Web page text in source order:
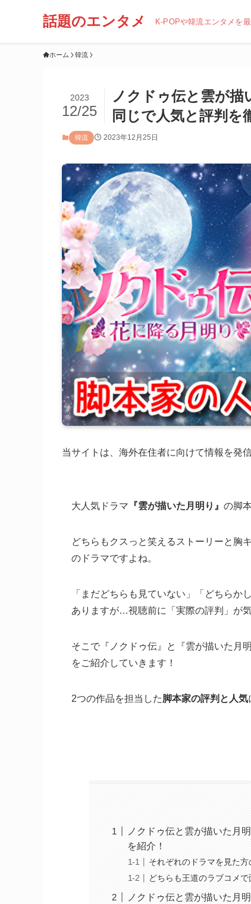
話題のエンタメ K-POPや韓流エンタメを最
ホーム 韓流
ノクドゥ伝と雲が
同じで人気と評判を
2023
12/25
韓流 2023年12月25日
当サイトは、海外在住者に向けて情報を発
大人気ドラマ 『雲が描いた月明り』 の脚
どちらもクスっと笑えるストーリーと胸
のドラマですよね。
「まだどちらも見ていない」「どちら
ありますが…視聴前に「実際の評判」が気
そこで『ノクドゥ伝』と『雲が描いた月
をご紹介していきます！
2つの作品を担当した脚本家の評判と人気
ノクドゥ伝と雲が描いた月
を紹介！
それぞれのドラマを見た方
どちらも王道のラブコメで
ノクドゥ伝と雲が描いた月